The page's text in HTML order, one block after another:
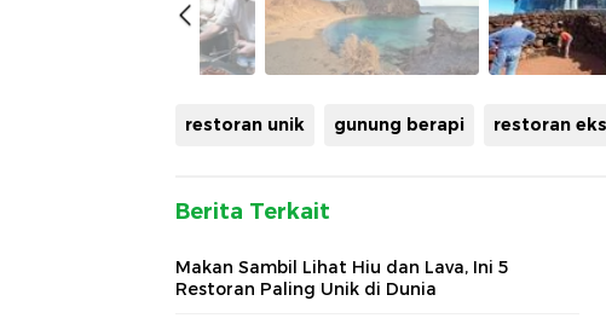
restoran unik gunung berapi restoran
Berita Terkait
Makan Sambil Lihat Hiu dan Lava, Ini 5
Restoran Paling Unik di Dunia